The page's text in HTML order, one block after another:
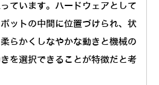
ています。ハードウェアとして
ットの中間に位置づけられ、状
らかくしなやかな動きと機械の
を選択できることが特徴だと考